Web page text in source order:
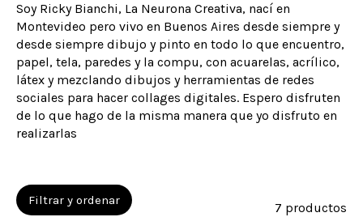
Soy Ricky Bianchi, La Neurona Creativa, nací en
Montevideo pero vivo en Buenos Aires desde siempre y
desde siempre dibujo y pinto en todo lo que encuentro,
papel, tela, paredes y la compu, con acuarelas, acrílico,
látex y mezclando dibujos y herramientas de redes
sociales para hacer collages digitales. Espero disfruten
de lo que hago de la misma manera que yo disfruto en
realizarlas
Filtrar y ordenar 7 productos